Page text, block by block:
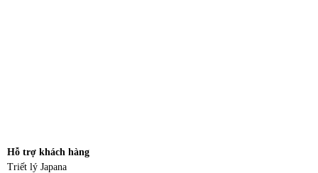
Hỗ trợ khách hàng
Triết lý Japana